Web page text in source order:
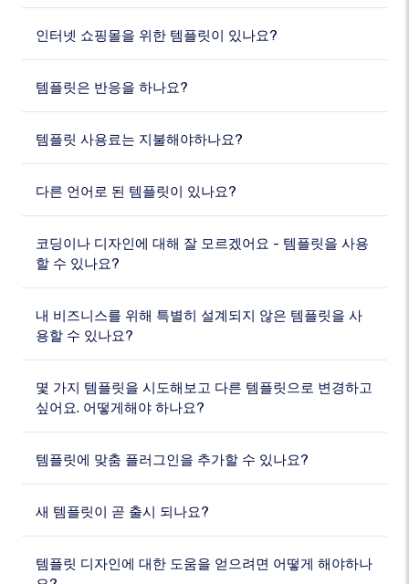
인터넷 쇼핑몰을 위한 템플릿이 있나요?
템플릿은 반응을 하나요?
템플릿 사용료는 지불해야하나요?
다른 언어로 된 템플릿이 있나요?
코딩이나 디자인에 대해 잘 모르겠어요 - 템플릿을 사용
할 수 있나요?
내 비즈니스를 위해 특별히 설계되지 않은 템플릿을 사
용할 수 있나요?
몇 가지 템플릿을 시도해보고 다른 템플릿으로 변경하고
싶어요. 어떻게해야 하나요?
템플릿에 맞춤 플러그인을 추가할 수 있나요?
새 템플릿이 곧 출시 되나요?
템플릿 디자인에 대한 도움을 얻으려면 어떻게 해야하나